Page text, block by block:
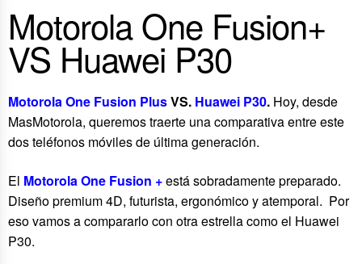
Motorola One Fusion+
VS Huawei P30
Motorola One Fusion PlusVS. Huawei P30. Hoy, desde
MasMotorola, queremos traerte una comparativa entre este
dos teléfonos móviles de última generación.
El Motorola One Fusion +está sobradamente preparado.
Diseño premium 4D, futurista, ergonómico y atemporal. Por
eso vamos a compararlo con otra estrella como el Huawei
P30.